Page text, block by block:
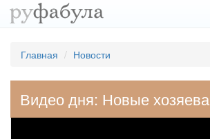
Главная Новости
Видео дня: Новые хозяева